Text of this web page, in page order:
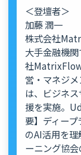
＜登壇者＞
加藤 潤一
株式会社
大手金融機
社
営・マネジ
は、ビジネ
援を実施。
要】ディー
のAI活用を
ーニング協会